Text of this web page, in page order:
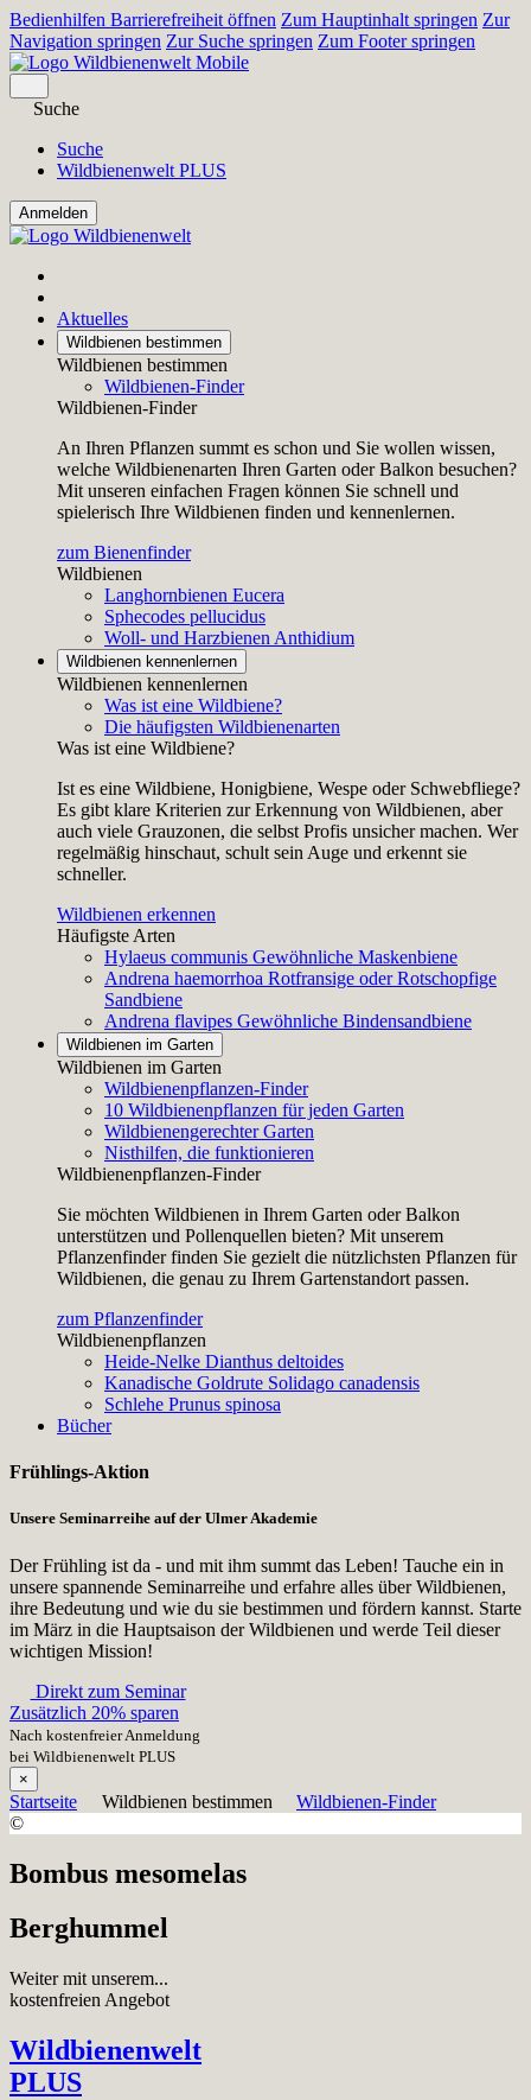
Bedienhilfen Barrierefreiheit öffnen Zum Hauptinhalt springen Zur
Navigation springen Zur Suche springen Zum Footer springen
Suche
Suche
Wildbienenwelt PLUS
Aktuelles
Wildbienen bestimmen
Wildbienen bestimmen
Wildbienen-Finder
Wildbienen-Finder
An Ihren Pflanzen summt es schon und Sie wollen wissen,
welche Wildbienenarten Ihren Garten oder Balkon besuchen?
Mit unseren einfachen Fragen können Sie schnell und
spielerisch Ihre Wildbienen finden und kennenlernen.
zum Bienenfinder
Wildbienen
Langhornbienen Eucera
Sphecodes pellucidus
Woll- und Harzbienen Anthidium
Wildbienen kennenlernen
Wildbienen kennenlernen
Was ist eine Wildbiene?
Die häufigsten Wildbienenarten
Was ist eine Wildbiene?
Ist es eine Wildbiene, Honigbiene, Wespe oder Schwebfliege?
Es gibt klare Kriterien zur Erkennung von Wildbienen, aber
auch viele Grauzonen, die selbst Profis unsicher machen. Wer
regelmäßig hinschaut, schult sein Auge und erkennt sie
schneller.
Wildbienen erkennen
Häufigste Arten
Hylaeus communis Gewöhnliche Maskenbiene
Andrena haemorrhoa Rotfransige oder Rotschopfige
Sandbiene
Andrena flavipes Gewöhnliche Bindensandbiene
Wildbienen im Garten
Wildbienen im Garten
Wildbienenpflanzen-Finder
10 Wildbienenpflanzen für jeden Garten
Wildbienengerechter Garten
Nisthilfen, die funktionieren
Wildbienenpflanzen-Finder
Sie möchten Wildbienen in Ihrem Garten oder Balkon
unterstützen und Pollenquellen bieten? Mit unserem
Pflanzenfinder finden Sie gezielt die nützlichsten Pflanzen für
Wildbienen, die genau zu Ihrem Gartenstandort passen.
zum Pflanzenfinder
Wildbienenpflanzen
Heide-Nelke Dianthus deltoides
Kanadische Goldrute Solidago canadensis
Schlehe Prunus spinosa
Bücher
Frühlings-Aktion
Unsere Seminarreihe auf der Ulmer Akademie
Der Frühling ist da - und mit ihm summt das Leben! Tauche ein in
unsere spannende Seminarreihe und erfahre alles über Wildbienen,
ihre Bedeutung und wie du sie bestimmen und fördern kannst. Starte
im März in die Hauptsaison der Wildbienen und werde Teil dieser
wichtigen Mission!
Direkt zum Seminar
Zusätzlich 20% sparen
Nach kostenfreier Anmeldung
bei Wildbienenwelt PLUS
×
Startseite Wildbienen bestimmen
Wildbienen-Finder
©
Bombus mesomelas
Berghummel
Weiter mit unserem...
kostenfreien Angebot
Wildbienenwelt
PLUS